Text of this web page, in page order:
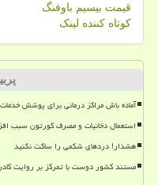
قیمت بیسیم باوفنگ
کوتاه کننده لینک
آماده باش مراکز درمانی برای پوشش
استعمال دخانیات و مصرف کورتون سبب
هشدار! دردهای شکمی را ساکت نکنید
مستند کشور دوست با تمرکز بر روایت